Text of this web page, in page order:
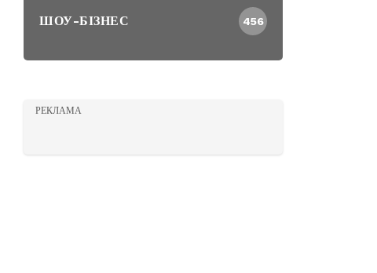
ШОУ-БІЗНЕС 456
РЕКЛАМА